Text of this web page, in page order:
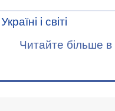
і світі
Читайте більше в